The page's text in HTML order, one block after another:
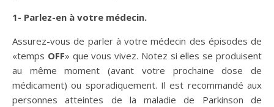
1- Parlez-en à votre médecin.
Assurez-vous de parler à votre médecin des épisodes de
«temps OFF» que vous vivez. Notez si elles se produisent
au même moment (avant votre prochaine dose de
médicament) ou sporadiquement. Il est recommandé aux
personnes atteintes de la maladie de Parkinson de